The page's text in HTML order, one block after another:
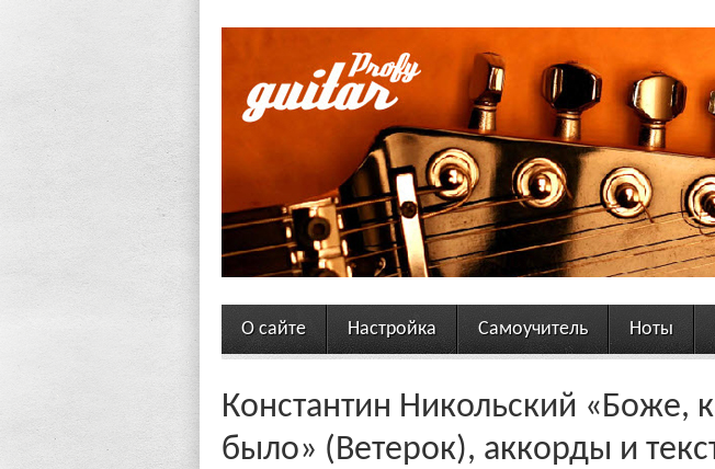
О сайте Настройка Самоучитель Ноты
Константин Никольский «Боже,
было» (Ветерок), аккорды и